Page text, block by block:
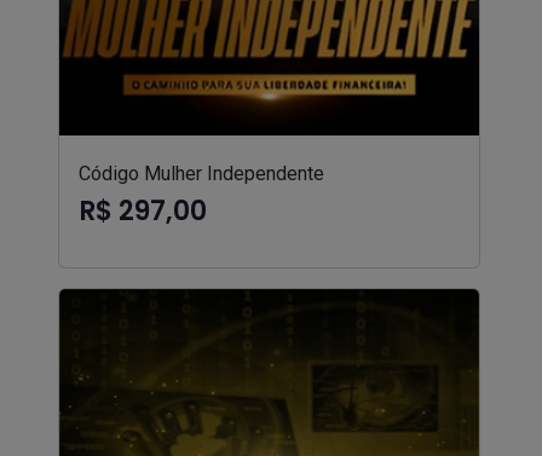
Código Mulher Independente
R$ 297,00